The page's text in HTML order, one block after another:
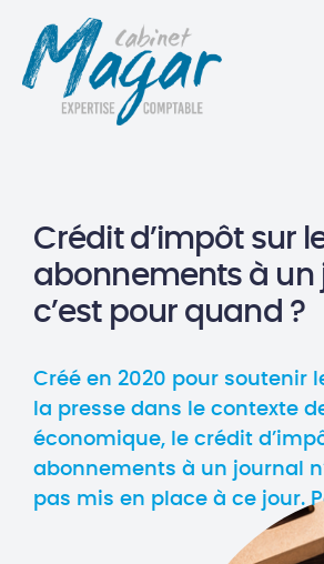
Crédit d’impôt sur
abonnements à un
c’est pour quand ?
Créé en 2020 pour soutenir
la presse dans le contexte
économique, le crédit
abonnements à un journal
pas mis en place à ce jour.